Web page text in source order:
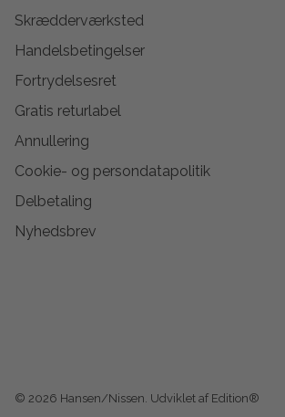
Skrædderværksted
Handelsbetingelser
Fortrydelsesret
Gratis returlabel
Annullering
Cookie- og persondatapolitik
Delbetaling
Nyhedsbrev
© 2026 Hansen/Nissen. Udviklet af Edition®